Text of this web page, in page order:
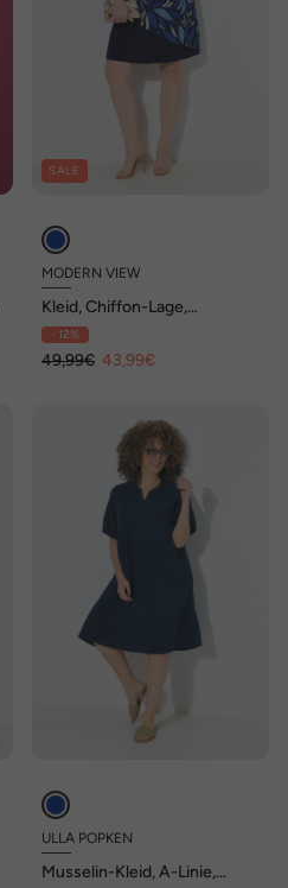
SALE
MODERN VIEW
Kleid, Chiffon-Lage,
Oversized, V-Ausschnitt,
Halbarm
- 12%
49,99€ 43,99€
ULLA POPKEN
Musselin-Kleid, A-Linie,